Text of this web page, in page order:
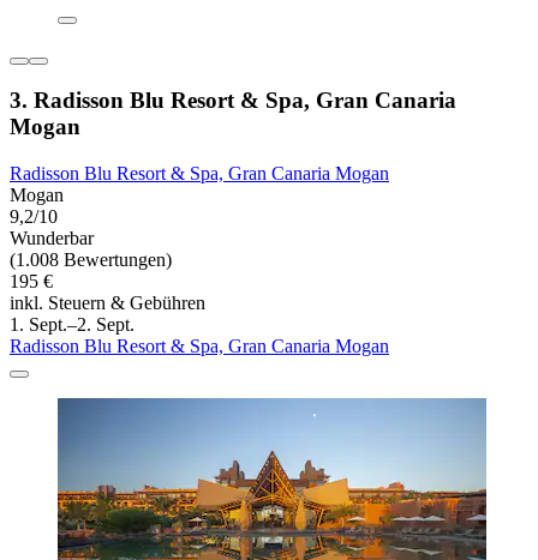
3. Radisson Blu Resort & Spa, Gran Canaria
Mogan
Radisson Blu Resort & Spa, Gran Canaria Mogan
Mogan
9,2/10
Wunderbar
(1.008 Bewertungen)
195 €
inkl. Steuern & Gebühren
1. Sept.–2. Sept.
Radisson Blu Resort & Spa, Gran Canaria Mogan